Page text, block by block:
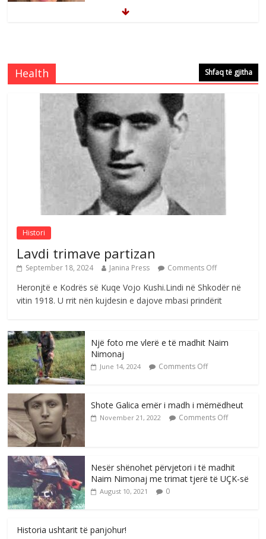
Comments Off
Çlirimtari Mentor Mushkolaj nderohet
me mirenjohje nga Xhevdet Qeriqi Dega
e invalidëve në Fushë Kosovë
August 4, 2026 Comments Off
Sulm , pse të dua ty
August 8, 2026 Comments Off
Health Shfaq të gjitha
Histori
Lavdi trimave partizan
September 18, 2024 Janina Press Comments Off
Heronjtë e Kodrës së Kuqe Vojo Kushi.Lindi në Shkodër në
vitin 1918. U rrit nën kujdesin e dajove mbasi prindërit
Një foto me vlerë e të madhit Naim
Nimonaj
June 14, 2024 Comments Off
Shote Galica emër i madh i mëmëdheut
November 21, 2022 Comments Off
Nesër shënohet përvjetori i të madhit
Naim Nimonaj me trimat tjerë të UÇK-së
August 10, 2021 0
Historia ushtarit të panjohur!